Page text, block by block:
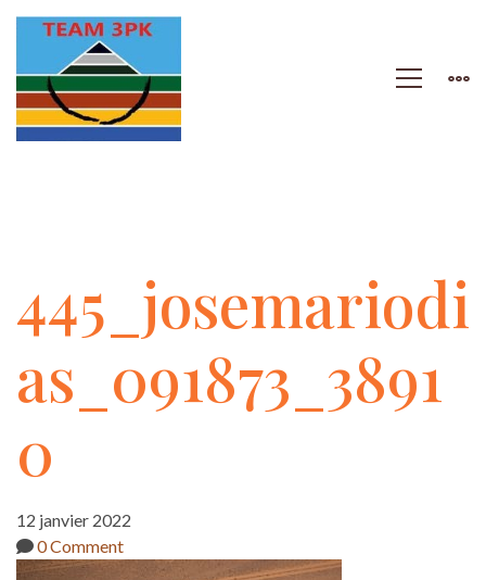
445_josemariodi
as_091873_3891
0
12 janvier 2022
0 Comment